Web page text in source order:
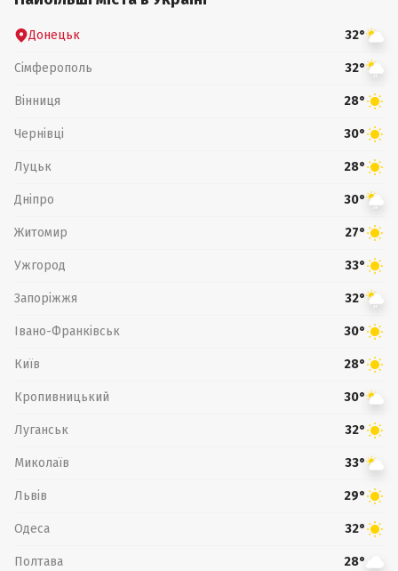
Донецьк 32°
Сімферополь 32°
Вінниця 28°
Чернівці 30°
Луцьк 28°
Дніпро 30°
Житомир 27°
Ужгород 33°
Запоріжжя 32°
Івано-Франківськ 30°
Київ 28°
Кропивницький 30°
Луганськ 32°
Миколаїв 33°
Львів 29°
Одеса 32°
Полтава 28°